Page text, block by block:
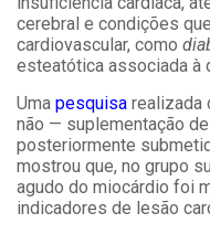
cerebral e condições
cardiovascular, como
esteatótica associada à
Uma pesquisa realizada
não — suplementação
posteriormente
mostrou que, no grupo
agudo do miocárdio foi
indicadores de lesão